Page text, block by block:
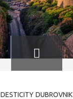
DESTICITY DUBROVNIK